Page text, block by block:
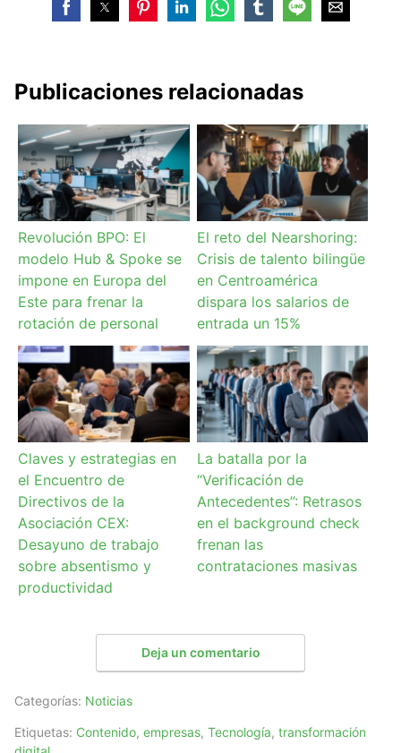
Publicaciones relacionadas
Revolución BPO: El
modelo Hub & Spoke se
impone en Europa del
Este para frenar la
rotación de personal
El reto del Nearshoring:
Crisis de talento bilingüe
en Centroamérica
dispara los salarios de
entrada un 15%
Claves y estrategias en
el Encuentro de
Directivos de la
Asociación CEX:
Desayuno de trabajo
sobre absentismo y
productividad
La batalla por la
“Verificación de
Antecedentes”: Retrasos
en el background check
frenan las
contrataciones masivas
Deja un comentario
Categorías: Noticias
Etiquetas: Contenido, empresas, Tecnología, transformación